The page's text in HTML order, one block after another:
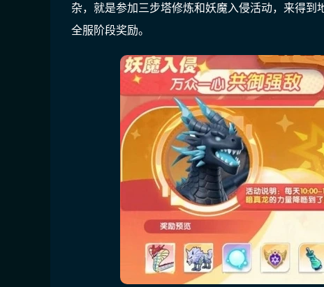
杂，就是参加三步塔修炼和妖魔入侵活动，来得
全服阶段奖励。